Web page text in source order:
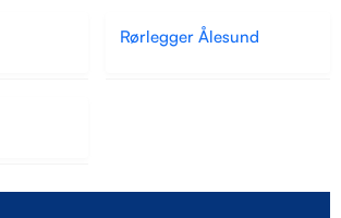
Rørlegger Ålesund